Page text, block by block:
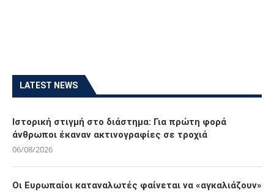
LATEST NEWS
Ιστορική στιγμή στο διάστημα: Για πρώτη φορά
άνθρωποι έκαναν ακτινογραφίες σε τροχιά
06/08/2026
Οι Ευρωπαίοι καταναλωτές φαίνεται να «αγκαλιάζουν»